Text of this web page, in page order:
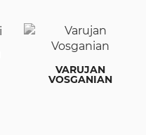
VARUJAN
VOSGANIAN